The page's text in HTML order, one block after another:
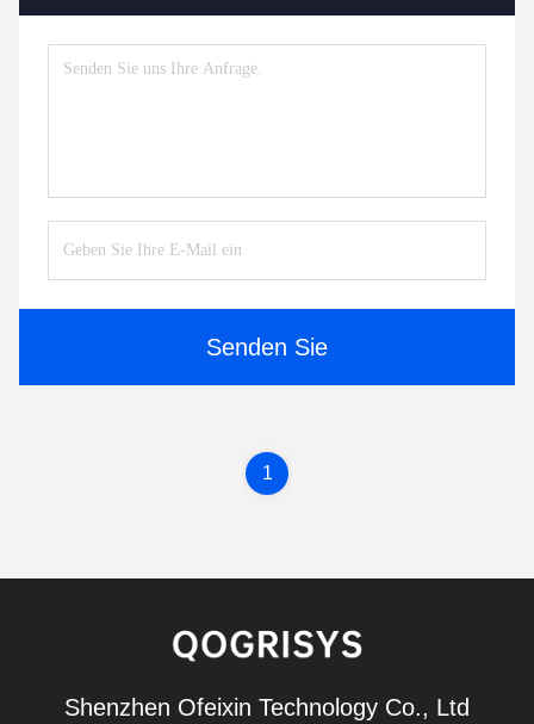
Senden Sie
1
Shenzhen Ofeixin Technology Co., Ltd